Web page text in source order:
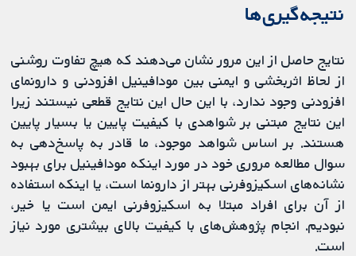
نتیجه‌گیری‌ها
نتایج حاصل از این مرور نشان می‌دهند که هیچ تفاوت روشنی
از لحاظ اثربخشی و ایمنی بین مودافينيل افزودنی و دارونمای
افزودنی وجود ندارد، با این حال این نتایج قطعی نیستند زیرا
این نتایج مبتنی بر شواهدی با کیفیت پایین یا بسیار پایین
هستند. بر اساس شواهد موجود، ما قادر به پاسخ‎‌دهی به
سوال مطالعه مروری خود در مورد اینکه مودافينيل برای بهبود
نشانه‌های اسکیزوفرنی بهتر از دارونما است، یا اینکه استفاده
از آن برای افراد مبتلا به اسکیزوفرنی ایمن است یا خیر،
نبودیم. انجام پژوهش‌های با کیفیت بالای بیشتری مورد نیاز
است.